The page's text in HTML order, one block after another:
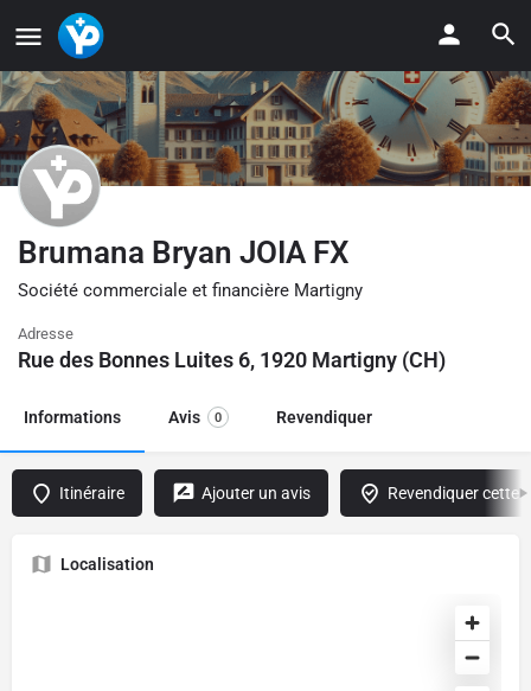
Brumana Bryan JOIA FX
Société commerciale et financière Martigny
Adresse
Rue des Bonnes Luites 6, 1920 Martigny (CH)
Informations Avis 0 Revendiquer
Itinéraire Ajouter un avis Revendiquer cette
Localisation